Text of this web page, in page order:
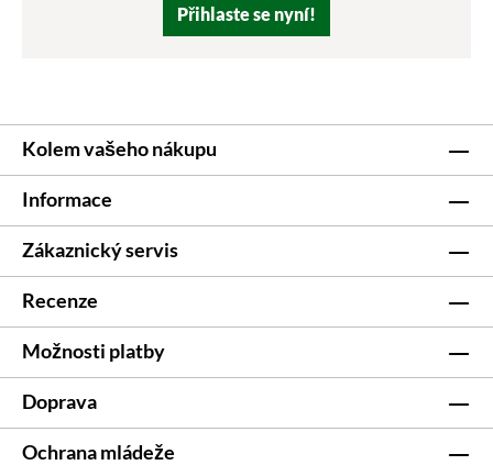
Přihlaste se nyní!
Kolem vašeho nákupu
Informace
Zákaznický servis
Recenze
Možnosti platby
Doprava
Ochrana mládeže